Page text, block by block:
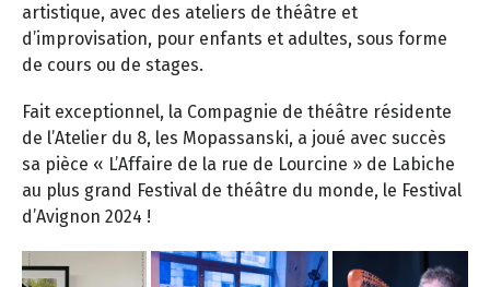
artistique, avec des ateliers de théâtre et
d’improvisation, pour enfants et adultes, sous forme
de cours ou de stages.
Fait exceptionnel, la Compagnie de théâtre résidente
de l’Atelier du 8, les Mopassanski, a joué avec succès
sa pièce « L’Affaire de la rue de Lourcine » de Labiche
au plus grand Festival de théâtre du monde, le Festival
d’Avignon 2024 !